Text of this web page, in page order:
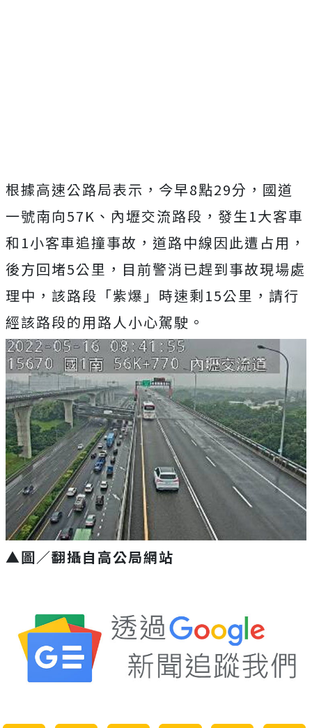
根據高速公路局表示，今早8點29分，國道
一號南向57K、內壢交流路段，發生1大客車
和1小客車追撞事故，道路中線因此遭占用，
後方回堵5公里，目前警消已趕到事故現場處
理中，該路段「紫爆」時速剩15公里，請行
經該路段的用路人小心駕駛。
▲圖／翻攝自高公局網站